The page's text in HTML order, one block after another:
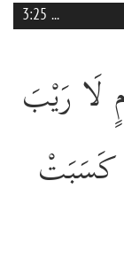
3:25 ...
لَا رَيْبَ
كَسَبَتْ